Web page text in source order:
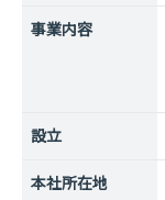
事業内容
設立
本社所在地